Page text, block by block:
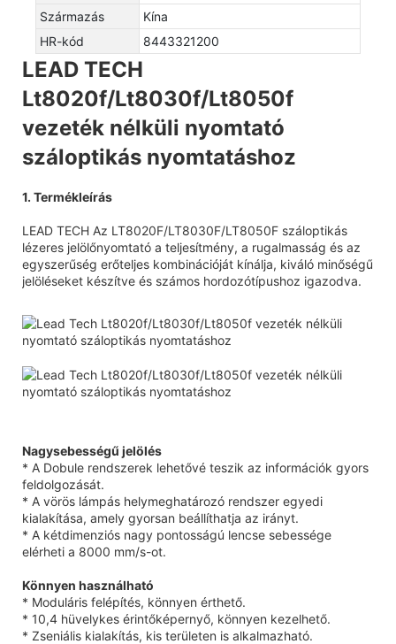
Származás
Kína
HR-kód
8443321200
LEAD TECH
Lt8020f/Lt8030f/Lt8050f
vezeték nélküli nyomtató
száloptikás nyomtatáshoz
1. Termékleírás
LEAD TECH Az LT8020F/LT8030F/LT8050F száloptikás
lézeres jelölőnyomtató a teljesítmény, a rugalmasság és az
egyszerűség erőteljes kombinációját kínálja, kiváló minőségű
jelöléseket készítve és számos hordozótípushoz igazodva.
Nagysebességű jelölés
* A Dobule rendszerek lehetővé teszik az információk gyors
feldolgozását.
* A vörös lámpás helymeghatározó rendszer egyedi
kialakítása, amely gyorsan beállíthatja az irányt.
* A kétdimenziós nagy pontosságú lencse sebessége
elérheti a 8000 mm/s-ot.
Könnyen használható
* Moduláris felépítés, könnyen érthető.
* 10,4 hüvelykes érintőképernyő, könnyen kezelhető.
* Zseniális kialakítás, kis területen is alkalmazható.